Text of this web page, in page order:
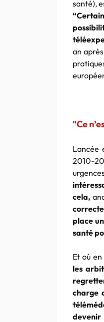
santé),
an
"Ce
Lancée
2010-
cela,
place
santé
Et où
les
charge